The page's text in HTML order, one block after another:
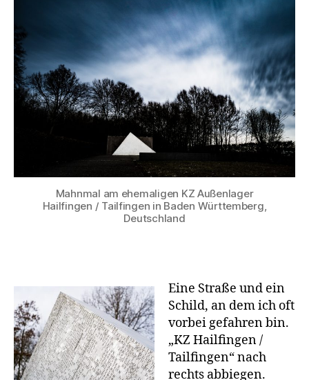
Mahnmal am ehemaligen KZ Außenlager
Hailfingen / Tailfingen in Baden Württemberg,
Deutschland
Eine Straße und ein
Schild, an dem ich oft
vorbei gefahren bin.
„KZ Hailfingen /
Tailfingen“ nach
rechts abbiegen.